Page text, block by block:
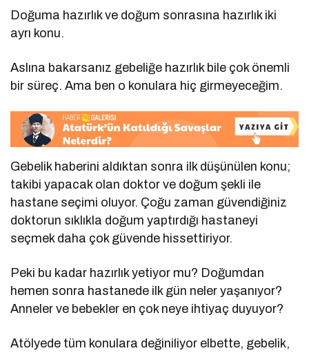
Doğuma hazırlık ve doğum sonrasına hazırlık iki
ayrı konu.
Aslına bakarsanız gebeliğe hazırlık bile çok önemli
bir süreç. Ama ben o konulara hiç girmeyeceğim.
Gebelik haberini aldıktan sonra ilk düşünülen konu;
takibi yapacak olan doktor ve doğum şekli ile
hastane seçimi oluyor. Çoğu zaman güvendiğiniz
doktorun sıklıkla doğum yaptırdığı hastaneyi
seçmek daha çok güvende hissettiriyor.
Peki bu kadar hazırlık yetiyor mu? Doğumdan
hemen sonra hastanede ilk gün neler yaşanıyor?
Anneler ve bebekler en çok neye ihtiyaç duyuyor?
Atölyede tüm konulara değiniliyor elbette, gebelik,